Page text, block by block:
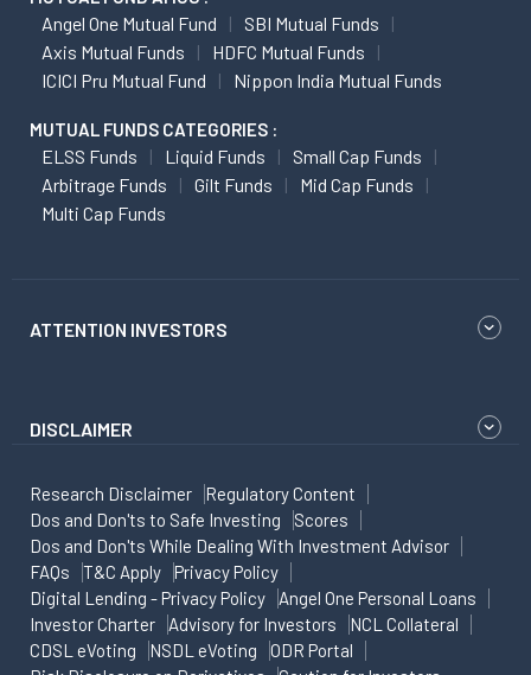
Angel One Mutual Fund
SBI Mutual Funds
Axis Mutual Funds
HDFC Mutual Funds
ICICI Pru Mutual Fund
Nippon India Mutual Funds
MUTUAL FUNDS CATEGORIES :
ELSS Funds Liquid Funds
Small Cap Funds
Arbitrage Funds
Gilt Funds
Mid Cap Funds
Multi Cap Funds
ATTENTION INVESTORS
DISCLAIMER
Research Disclaimer
Regulatory Content
Dos and Don'ts to Safe Investing
Scores
Dos and Don'ts While Dealing With Investment Advisor
FAQs
T&C Apply
Privacy Policy
Digital Lending - Privacy Policy
Angel One Personal Loans
Investor Charter
Advisory for Investors
NCL Collateral
CDSL eVoting
NSDL eVoting
ODR Portal